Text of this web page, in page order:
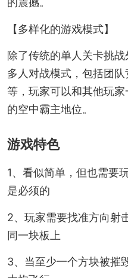
【多样化的游戏模式】
除了传统的单人关卡挑
多人对战模式，包括团
等，玩家可以和其他玩
的空中霸主地位。
游戏特色
1、看似简单，但也需要
是必须的
2、玩家需要找准方向射
同一块板上
3、当至少一个方块被摧